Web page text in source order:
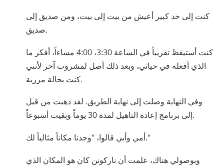
كنت إلى حد كبير أعيش من بيت إلى بيت، ومن صديق إلى
صديق.
كنت أستيقظ تقريباً في الساعة 3:30، 4:00 مساءاً، أفكر ما
الذي أفعله في حياتي، وبعد ذلك أصل لمشروب آخر لأنني
كنت بحالة مزرية.
وفي النهاية وصلت إلى نهاية الطريق. لقد ذهبت من قبل
إلى برنامج إعادة التاهيل لمدة 30 يوماً وبقيت أسبوعاً.
أمي وأبي قالوا، "وجدنا مكاناً مثالياً لك."
وبوصولي هناك، علمت أن ناركونن كان هو المكان الذي